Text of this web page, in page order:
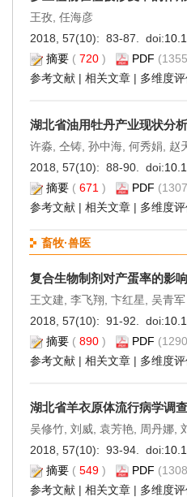
王孜, 任海彦
2018, 57(10): 83-87. doi:
摘要 ( 720 ) PDF
参考文献 | 相关文章 | 多维度评
湖北省油用牡丹产业现状分
许淼, 仝铸, 孙中海, 何秀娟, 赵
2018, 57(10): 88-90. doi:
摘要 ( 671 ) PDF
参考文献 | 相关文章 | 多维度评
畜牧·兽医
复合生物制剂对产蛋率的影响
王文建, 李飞翔, 卞红星, 吴青军
2018, 57(10): 91-92. doi:
摘要 ( 890 ) PDF
参考文献 | 相关文章 | 多维度评
湖北省羊衣原体流行病学调查
吴修竹, 刘威, 袁芳艳, 周丹娜,
2018, 57(10): 93-94. doi:
摘要 ( 549 ) PDF
参考文献 | 相关文章 | 多维度评